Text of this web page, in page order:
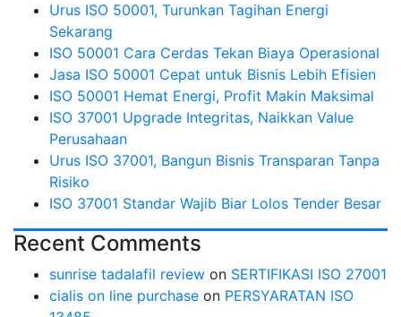
Urus ISO 50001, Turunkan Tagihan Energi
Sekarang
ISO 50001 Cara Cerdas Tekan Biaya Operasional
Jasa ISO 50001 Cepat untuk Bisnis Lebih Efisien
ISO 50001 Hemat Energi, Profit Makin Maksimal
ISO 37001 Upgrade Integritas, Naikkan Value
Perusahaan
Urus ISO 37001, Bangun Bisnis Transparan Tanpa
Risiko
ISO 37001 Standar Wajib Biar Lolos Tender Besar
Recent Comments
sunrise tadalafil review on SERTIFIKASI ISO 27001
cialis on line purchase on PERSYARATAN ISO